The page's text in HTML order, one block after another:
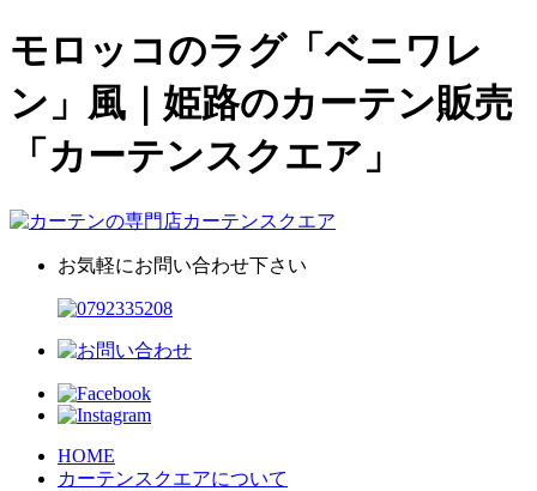
モロッコのラグ「ベニワレ
ン」風｜姫路のカーテン販売
「カーテンスクエア」
お気軽にお問い合わせ下さい
HOME
カーテンスクエアについて